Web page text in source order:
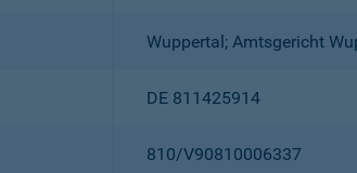
Wuppertal; Amtsgericht
DE 811425914
810/V90810006337